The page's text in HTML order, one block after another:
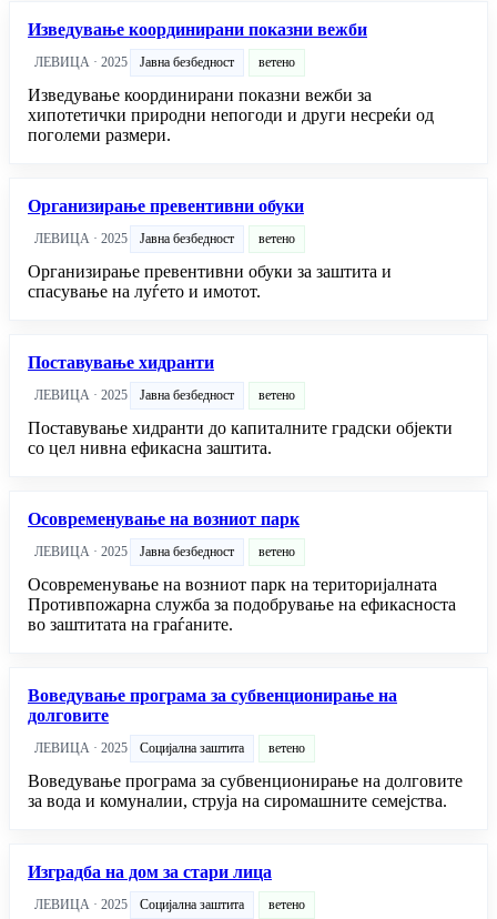
Изведување координирани показни вежби
ЛЕВИЦА · 2025 Јавна безбедност ветено
Изведување координирани показни вежби за
хипотетички природни непогоди и други несреќи од
поголеми размери.
Организирање превентивни обуки
ЛЕВИЦА · 2025 Јавна безбедност ветено
Организирање превентивни обуки за заштита и
спасување на луѓето и имотот.
Поставување хидранти
ЛЕВИЦА · 2025 Јавна безбедност ветено
Поставување хидранти до капиталните градски објекти
со цел нивна ефикасна заштита.
Осовременување на возниот парк
ЛЕВИЦА · 2025 Јавна безбедност ветено
Осовременување на возниот парк на територијалната
Противпожарна служба за подобрување на ефикасноста
во заштитата на граѓаните.
Воведување програма за субвенционирање на
долговите
ЛЕВИЦА · 2025 Социјална заштита ветено
Воведување програма за субвенционирање на долговите
за вода и комуналии, струја на сиромашните семејства.
Изградба на дом за стари лица
ЛЕВИЦА · 2025 Социјална заштита ветено